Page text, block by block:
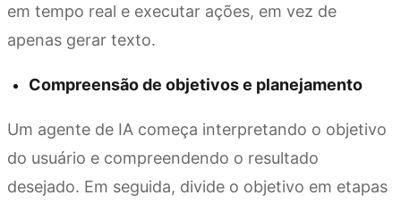
em tempo real e executar ações, em vez de
apenas gerar texto.
Compreensão de objetivos e planejamento
Um agente de IA começa interpretando o objetivo
do usuário e compreendendo o resultado
desejado. Em seguida, divide o objetivo em etapas